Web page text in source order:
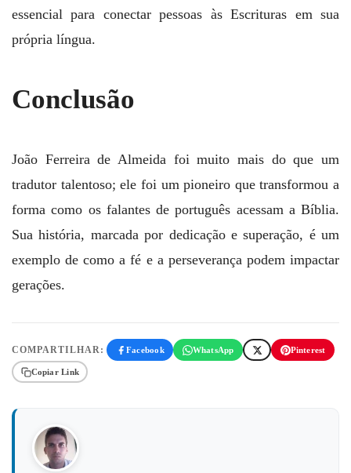
essencial para conectar pessoas às Escrituras em sua
própria língua.
Conclusão
João Ferreira de Almeida foi muito mais do que um
tradutor talentoso; ele foi um pioneiro que transformou a
forma como os falantes de português acessam a Bíblia.
Sua história, marcada por dedicação e superação, é um
exemplo de como a fé e a perseverança podem impactar
gerações.
COMPARTILHAR: Facebook WhatsApp Pinterest
Copiar Link